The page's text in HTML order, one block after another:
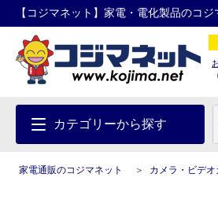
【コジマネット】家電・電化製品のコ
カテゴリーから探す
家電通販のコジマネット カメラ・ビデオ